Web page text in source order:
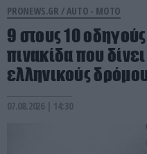
PRONEWS.GR /AUTO - MOTO
9 στους 10
πινακίδα που
ελληνικούς
07.08.2026 | 14:30